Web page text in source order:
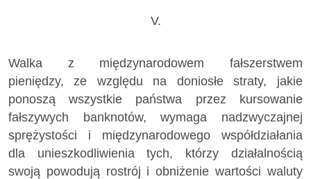
V.
Walka z międzynarodowem fałszerstwem
pieniędzy, ze względu na doniosłe straty, jakie
ponoszą wszystkie państwa przez kursowanie
fałszywych banknotów, wymaga nadzwyczajnej
sprężystości i międzynarodowego współdziałania
dla unieszkodliwienia tych, którzy działalnością
swoją powodują rostrój i obniżenie wartości waluty